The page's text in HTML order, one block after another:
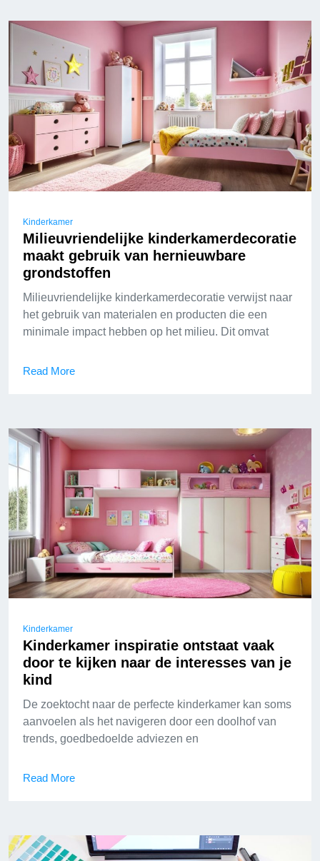
Kinderkamer
Milieuvriendelijke kinderkamerdecoratie
maakt gebruik van hernieuwbare
grondstoffen
Milieuvriendelijke kinderkamerdecoratie verwijst naar
het gebruik van materialen en producten die een
minimale impact hebben op het milieu. Dit omvat
Read More
Kinderkamer
Kinderkamer inspiratie ontstaat vaak
door te kijken naar de interesses van je
kind
De zoektocht naar de perfecte kinderkamer kan soms
aanvoelen als het navigeren door een doolhof van
trends, goedbedoelde adviezen en
Read More